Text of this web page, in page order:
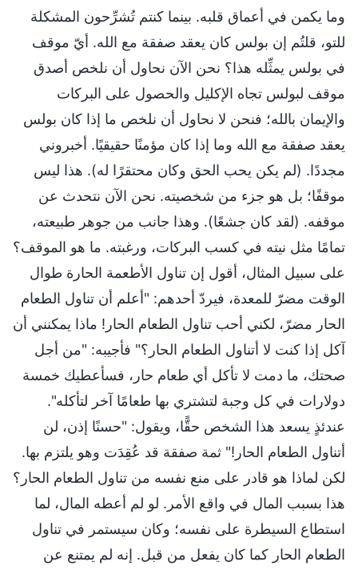
وما يكمن في أعماق قلبه. بينما كنتم تُشرِّحون المشكلة
للتو، قلتُم إن بولس كان يعقد صفقة مع الله. أيّ موقف
في بولس يمثِّله هذا؟ نحن الآن نحاول أن نلخص أصدق
موقف لبولس تجاه الإكليل والحصول على البركات
والإيمان بالله؛ فنحن لا نحاول أن نلخص ما إذا كان بولس
يعقد صفقة مع الله وما إذا كان مؤمنًا حقيقيًا. أخبروني
مجددًا. (لم يكن يحب الحق وكان محتقرًا له). هذا ليس
موقفًا؛ بل هو جزء من شخصيته. نحن الآن نتحدث عن
موقفه. (لقد كان جشعًا). وهذا جانب من جوهر طبيعته،
تمامًا مثل نيته في كسب البركات، ورغبته. ما هو الموقف؟
على سبيل المثال، أقول إن تناول الأطعمة الحارة طوال
الوقت مضرّ للمعدة، فيردّ أحدهم: "أعلم أن تناول الطعام
الحار مضرّ، لكني أحب تناول الطعام الحار! ماذا يمكنني أن
آكل إذا كنت لا أتناول الطعام الحار؟" فأجيبه: "من أجل
صحتك، ما دمت لا تأكل أي طعام حار، فسأعطيك خمسة
دولارات في كل وجبة لتشتري بها طعامًا آخر لتأكله".
عندئذٍ يسعد هذا الشخص حقًّا، ويقول: "حسنًا إذن، لن
أتناول الطعام الحار!" ثمة صفقة قد عُقِدَت وهو يلتزم بها.
لكن لماذا هو قادر على منع نفسه من تناول الطعام الحار؟
هذا بسبب المال في واقع الأمر. لو لم أعطه المال، لما
استطاع السيطرة على نفسه؛ وكان سيستمر في تناول
الطعام الحار كما كان يفعل من قبل. إنه لم يمتنع عن